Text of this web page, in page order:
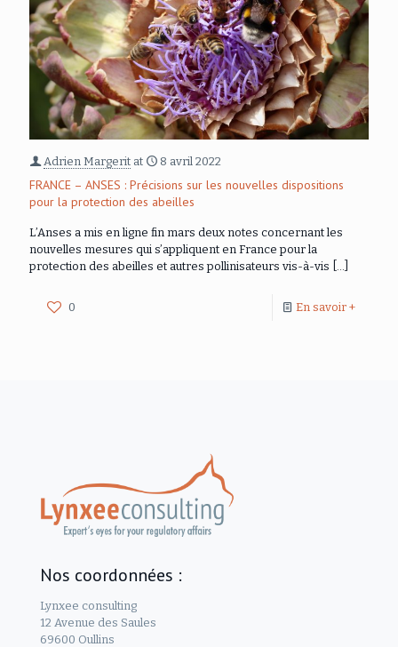
Adrien Margerit at 8 avril 2022
FRANCE – ANSES : Précisions sur les nouvelles dispositions
pour la protection des abeilles
L’Anses a mis en ligne fin mars deux notes concernant les
nouvelles mesures qui s’appliquent en France pour la
protection des abeilles et autres pollinisateurs vis-à-vis
0 En savoir +
Nos coordonnées :
Lynxee consulting
12 Avenue des Saules
69600 Oullins